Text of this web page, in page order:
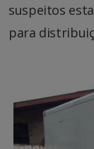
suspeitos
para